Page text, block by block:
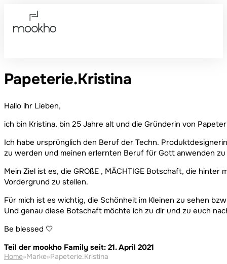
Papeterie.Kristina
Hallo ihr Lieben,
ich bin Kristina, bin 25 Jahre alt und die Gründerin von
Ich habe ursprünglich den Beruf der Techn.
zu werden und meinen erlernten Beruf für Gott anwenden
Mein Ziel ist es, die GROßE , MÄCHTIGE Botschaft, die
Vordergrund zu stellen.
Für mich ist es wichtig, die Schönheit im Kleinen zu sehen
Und genau diese Botschaft möchte ich zu dir und zu euch
Be blessed 🤍
Teil der mookho Family seit: 21. April 2021
Home»Marke»Papeterie.Kristina